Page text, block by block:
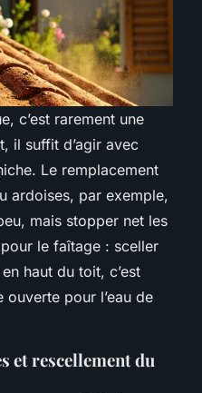
c’est rarement une
il suffit d’agir avec
Le remplacement
ardoises, par exemple,
mais stopper net les
le faîtage : sceller
haut du toit, c’est
pour l’eau de
et rescellement du